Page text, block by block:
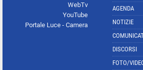
WebTv
YouTube
Portale Luce - Camera
AGENDA
NOTIZIE
DISCORSI
FOTO/